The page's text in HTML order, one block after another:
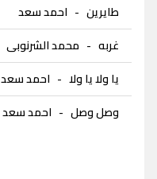
طايرين - احمد سعد
غربه - محمد الشرنوبى
يا ولا يا ولا - احمد سعد
وصل وصل - احمد سعد